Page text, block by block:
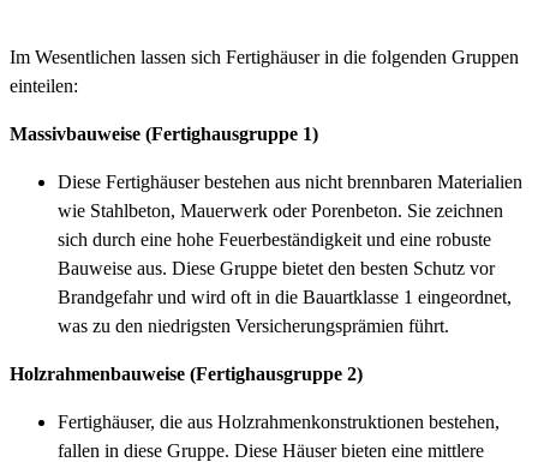
Im Wesentlichen lassen sich Fertighäuser in die folgenden Gruppen
einteilen:
Massivbauweise (Fertighausgruppe 1)
Diese Fertighäuser bestehen aus nicht brennbaren Materialien
wie Stahlbeton, Mauerwerk oder Porenbeton. Sie zeichnen
sich durch eine hohe Feuerbeständigkeit und eine robuste
Bauweise aus. Diese Gruppe bietet den besten Schutz vor
Brandgefahr und wird oft in die Bauartklasse 1 eingeordnet,
was zu den niedrigsten Versicherungsprämien führt.
Holzrahmenbauweise (Fertighausgruppe 2)
Fertighäuser, die aus Holzrahmenkonstruktionen bestehen,
fallen in diese Gruppe. Diese Häuser bieten eine mittlere